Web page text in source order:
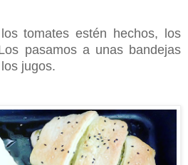
tomates estén hechos, los
pasamos a unas bandejas
jugos.